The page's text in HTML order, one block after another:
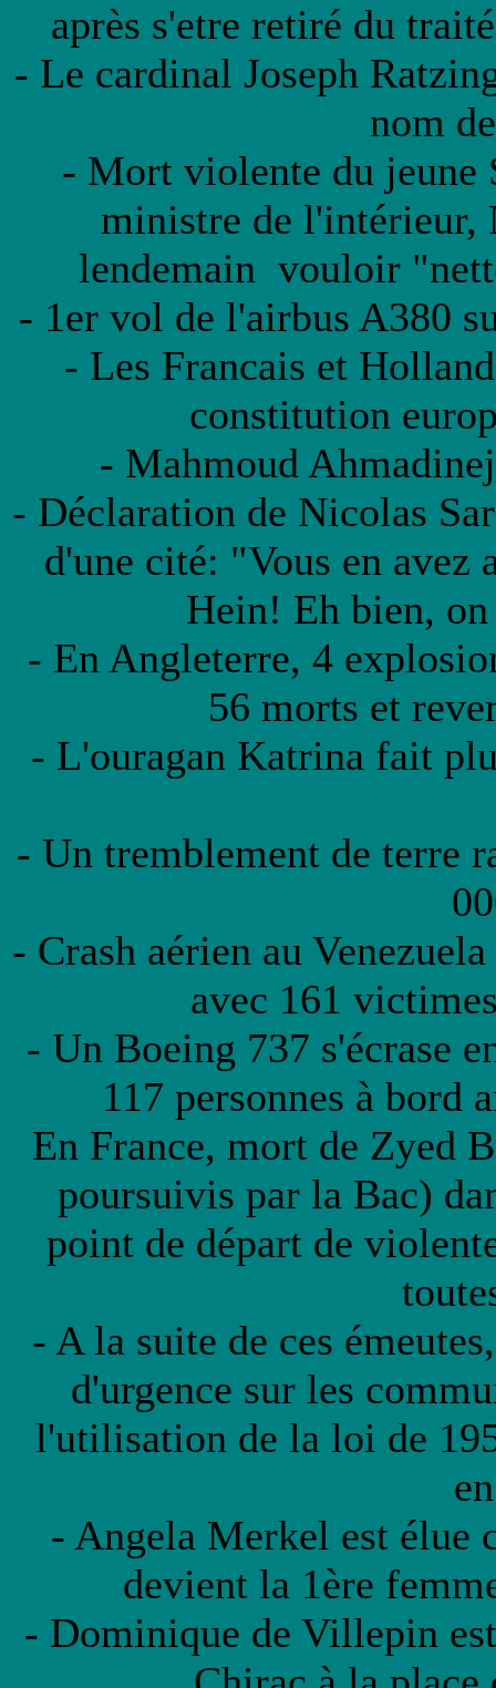
après s'etre retiré du
- Le cardinal Joseph
nom
- Mort violente du jeune
ministre de l'intérieur,
lendemain vouloir
- 1er vol de l'airbus A380
- Les Francais et
constitution
- Mahmoud
- Déclaration de Nicolas
d'une cité: "Vous en avez
Hein! Eh bien, on
- En Angleterre, 4
56 morts et
- L'ouragan Katrina fait
- Un tremblement de terre
- Crash aérien au
avec 161
- Un Boeing 737 s'écrase
117 personnes à bord
En France, mort de Zyed
poursuivis par la Bac)
point de départ de
- A la suite de ces
d'urgence sur les
l'utilisation de la loi de
- Angela Merkel est élue
devient la 1ère
- Dominique de Villepin